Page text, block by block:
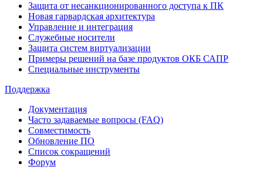
Защита от несанкционированного доступа к ПК
Новая гарвардская архитектура
Управление и интеграция
Служебные носители
Защита систем виртуализации
Примеры решений на базе продуктов ОКБ САПР
Специальные инструменты
Поддержка
Документация
Часто задаваемые вопросы (FAQ)
Совместимость
Обновление ПО
Список сокращений
Форум